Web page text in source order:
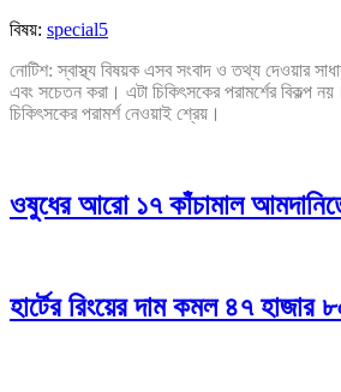
বিষয়: special5
নোটিশ: স্বাস্থ্য বিষয়ক এসব সংবাদ ও তথ্য দেওয়ার
এবং সচেতন করা। এটা চিকিৎসকের পরামর্শের বিকল্প
চিকিৎসকের পরামর্শ নেওয়াই শ্রেয়।
ওষুধের আরো ১৭ কাঁচামাল
হার্টের রিংয়ের দাম কমল ৪৭ হাজার